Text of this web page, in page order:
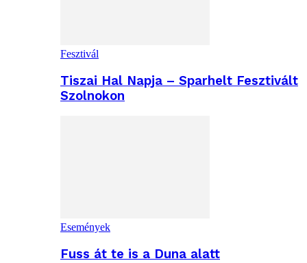
Fesztivál
Tiszai Hal Napja – Sparhelt Fesztivált
Szolnokon
Események
Fuss át te is a Duna alatt